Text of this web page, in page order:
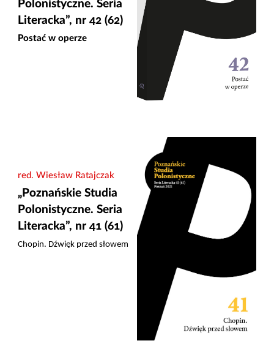
Polonistyczne. Seria
Literacka”, nr 42 (62)
Postać w operze
red. Wiesław Ratajczak
„Poznańskie Studia
Polonistyczne. Seria
Literacka”, nr 41 (61)
Chopin. Dźwięk przed słowem